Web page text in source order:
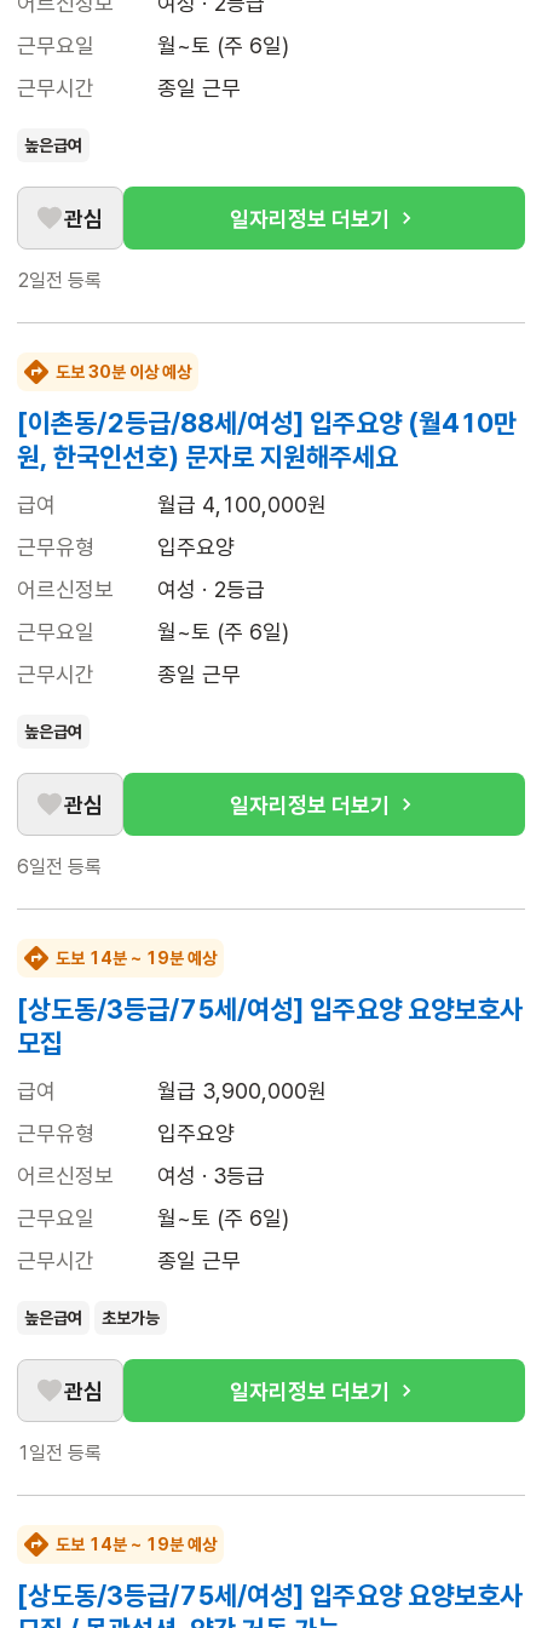
근무요일
월~토 (주 6일)
근무시간
종일 근무
높은급여
관심 일자리정보 더보기
2일전 등록
도보 30분 이상 예상
[이촌동/2등급/88세/여성] 입주요양 (월410만
원, 한국인선호) 문자로 지원해주세요
급여
월급 4,100,000원
근무유형
입주요양
어르신정보
여성 · 2등급
근무요일
월~토 (주 6일)
근무시간
종일 근무
높은급여
관심 일자리정보 더보기
6일전 등록
도보 14분 ~ 19분 예상
[상도동/3등급/75세/여성] 입주요양 요양보호사
모집
급여
월급 3,900,000원
근무유형
입주요양
어르신정보
여성 · 3등급
근무요일
월~토 (주 6일)
근무시간
종일 근무
높은급여 초보가능
관심 일자리정보 더보기
1일전 등록
도보 14분 ~ 19분 예상
[상도동/3등급/75세/여성] 입주요양 요양보호사